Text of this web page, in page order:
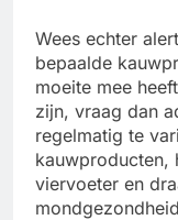
Wees echter
bepaalde
moeite mee
zijn, vraag dan
regelmatig te
kauwproducten,
viervoeter en